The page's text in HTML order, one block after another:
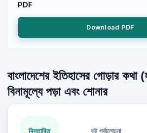
PDF
Download PDF
বাংলাদেশের ইতিহাসের গোড়ার কথা
বিনামূল্যে পড়া এবং শোনার
বিস্তারিত বই পর্যালোচনা